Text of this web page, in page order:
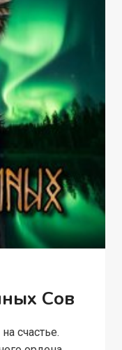
Сов
счастье.